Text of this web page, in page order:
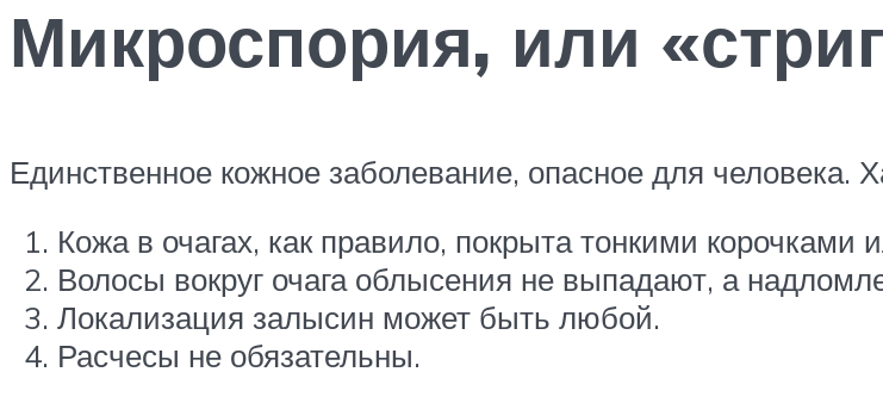
Микроспория, или
Единственное кожное заболевание, опасное для человека.
Кожа в очагах, как правило, покрыта тонкими корочками
Волосы вокруг очага облысения не выпадают, а
Локализация залысин может быть любой.
Расчесы не обязательны.